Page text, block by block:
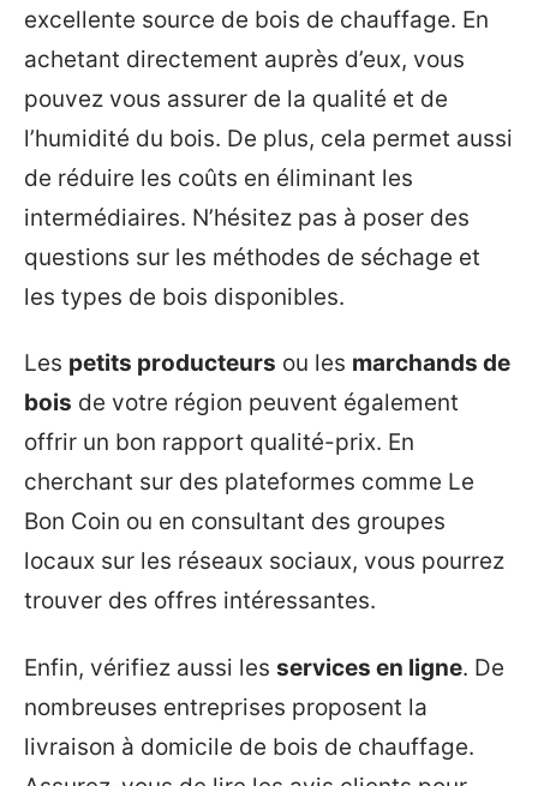
excellente source de bois de chauffage. En
achetant directement auprès d’eux, vous
pouvez vous assurer de la qualité et de
l’humidité du bois. De plus, cela permet aussi
de réduire les coûts en éliminant les
intermédiaires. N’hésitez pas à poser des
questions sur les méthodes de séchage et
les types de bois disponibles.
Les petits producteurs ou les marchands de
bois de votre région peuvent également
offrir un bon rapport qualité-prix. En
cherchant sur des plateformes comme Le
Bon Coin ou en consultant des groupes
locaux sur les réseaux sociaux, vous pourrez
trouver des offres intéressantes.
Enfin, vérifiez aussi les services en ligne. De
nombreuses entreprises proposent la
livraison à domicile de bois de chauffage.